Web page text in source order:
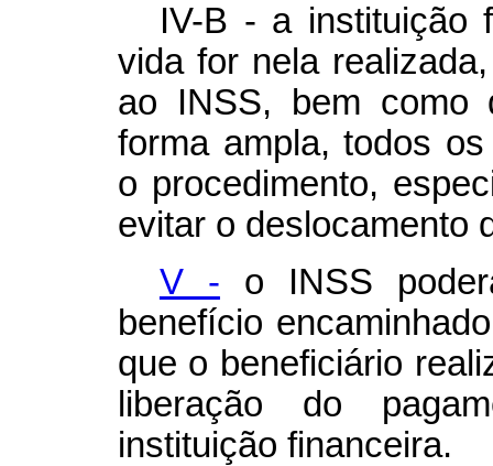
IV-B - a instituição
vida for nela
ao INSS, bem como
forma ampla, todos
o procedimento,
evitar o deslocamento
V - o INSS
benefício
que o beneficiário
liberação do
instituição financeira.